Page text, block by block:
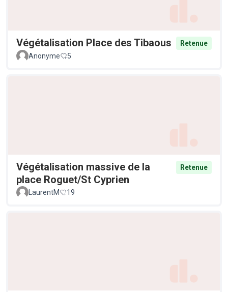
Végétalisation Place des Tibaous
Retenue
Anonyme
5
Végétalisation massive de la
place Roguet/St Cyprien
Retenue
LaurentM 19